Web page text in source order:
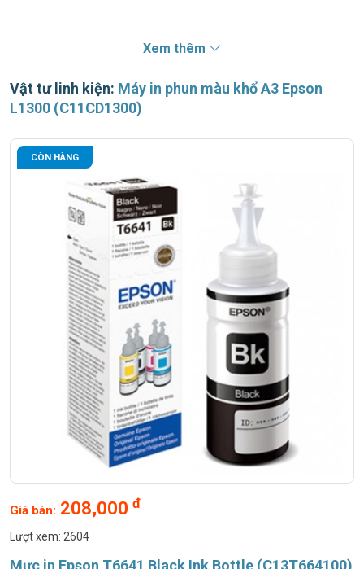
L1300 được trang bị khay nạp giấy phía sau có thể chứa
bì, nhãn và nhiều hơn nữa, cho phép người dùng dễ dàng tiến
hành việc in ấn.
Hoạt động dễ dàng
Hệ thống mực in liên tục chính hãng của Epson được thiết kế
đảm bảo hoạt động êm và không gây phiền nhiễu cho các
môi trường doanh nghiệp lớn, vừa và nhỏ.
Chất lượng vượt trội. Giá trị bền lâu
Mỗi một bình mực của Epson đều được niêm phong cẩn thận
để đảm bảo chất lượng mực và được kết cấu để cho ra các
bản in có chất lượng, hiệu suất cao vượt trội với dòng máy in
L-series. Hãy chọn bình mực chính hãng của Epson để cảm
nhận chất lượng siêu bền với máy in L-Series và chi phí in ấn
Yên tâm hơn với chế độ bảo hành 1 năm
Gói bảo hành 1 năm hoặc 30,000 bản in, tùy điều kiện nào
đến trước, giúp tối đa hóa giá trị của máy in và giúp người
dùng giảm bớt gánh nặng bảo trì.
Xem thêm
Vật tư linh kiện: Máy in phun màu khổ A3 Epson
L1300 (C11CD1300)
CÒN HÀNG
Mực in Epson T6641 Black Ink Bottle (C13T664100)
Giá bán: 208,000 đ
Lượt xem: 2604